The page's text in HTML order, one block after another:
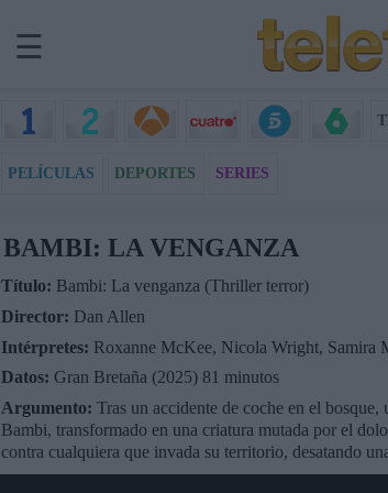
☰
PELÍCULAS DEPORTES SERIES
BAMBI: LA VENGANZA
Título: Bambi: La venganza (Thriller terror)
Director: Dan Allen
Intérpretes: Roxanne McKee, Nicola Wright, Samira
Datos: Gran Bretaña (2025) 81 minutos
Argumento: Tras un accidente de coche en el
Bambi, transformado en una criatura mutada por el
contra cualquiera que invada su territorio, desatando